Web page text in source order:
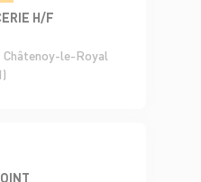
H/F
Châtenoy-le-Royal